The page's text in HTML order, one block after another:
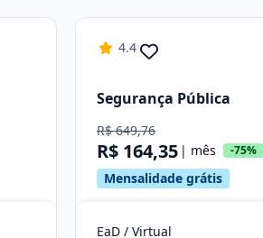
4.4
Segurança Pública
R$ 649,76
R$ 164,35 | mês -75%
Mensalidade grátis
EaD / Virtual